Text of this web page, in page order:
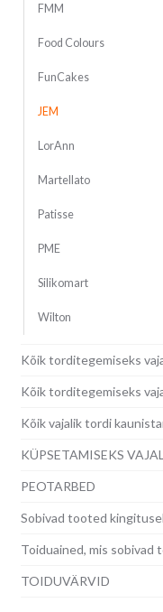
FMM
Food Colours
FunCakes
JEM
LorAnn
Martellato
Patisse
PME
Silikomart
Wilton
Kõik torditegemiseks
Kõik torditegemiseks
Kõik vajalik tordi
KÜPSETAMISEKS
PEOTARBED
Sobivad tooted
Toiduained, mis sobivad
TOIDUVÄRVID